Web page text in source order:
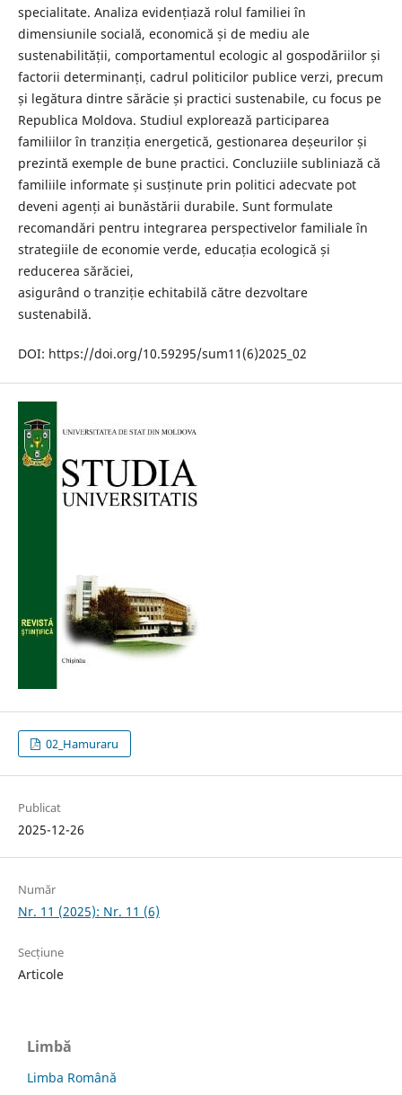
specialitate. Analiza evidențiază rolul familiei în
dimensiunile socială, economică și de mediu ale
sustenabilității, comportamentul ecologic al gospodăriilor și
factorii determinanți, cadrul politicilor publice verzi, precum
și legătura dintre sărăcie și practici sustenabile, cu focus pe
Republica Moldova. Studiul explorează participarea
familiilor în tranziția energetică, gestionarea deșeurilor și
prezintă exemple de bune practici. Concluziile subliniază că
familiile informate și susținute prin politici adecvate pot
deveni agenți ai bunăstării durabile. Sunt formulate
recomandări pentru integrarea perspectivelor familiale în
strategiile de economie verde, educația ecologică și
reducerea sărăciei,
asigurând o tranziție echitabilă către dezvoltare
sustenabilă.
DOI: https://doi.org/10.59295/sum11(6)2025_02
02_Hamuraru
Publicat
2025-12-26
Număr
Nr. 11 (2025): Nr. 11 (6)
Secțiune
Articole
Limbă
Limba Română